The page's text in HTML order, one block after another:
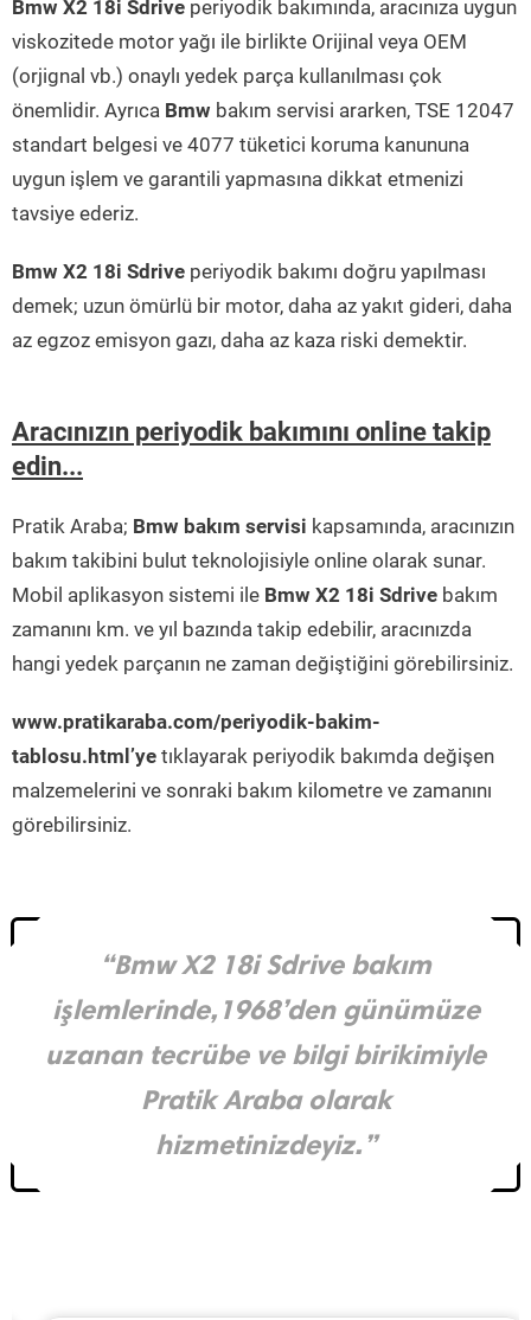
Bmw X2 18i Sdrive periyodik bakımında, aracınıza uygun
viskozitede motor yağı ile birlikte Orijinal veya OEM
(orjignal vb.) onaylı yedek parça kullanılması çok
önemlidir. Ayrıca Bmw bakım servisi ararken, TSE 12047
standart belgesi ve 4077 tüketici koruma kanununa
uygun işlem ve garantili yapmasına dikkat etmenizi
tavsiye ederiz.
Bmw X2 18i Sdrive periyodik bakımı doğru yapılması
demek; uzun ömürlü bir motor, daha az yakıt gideri, daha
az egzoz emisyon gazı, daha az kaza riski demektir.
Aracınızın periyodik bakımını online takip
edin...
Pratik Araba; Bmw bakım servisi kapsamında, aracınızın
bakım takibini bulut teknolojisiyle online olarak sunar.
Mobil aplikasyon sistemi ile Bmw X2 18i Sdrive bakım
zamanını km. ve yıl bazında takip edebilir, aracınızda
hangi yedek parçanın ne zaman değiştiğini görebilirsiniz.
www.pratikaraba.com/periyodik-bakim-
tablosu.html’ye tıklayarak periyodik bakımda değişen
malzemelerini ve sonraki bakım kilometre ve zamanını
görebilirsiniz.
“Bmw X2 18i Sdrive bakım
işlemlerinde,1968’den günümüze
uzanan tecrübe ve bilgi birikimiyle
Pratik Araba olarak
hizmetinizdeyiz.”